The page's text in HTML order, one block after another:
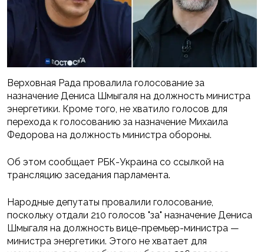
Верховная Рада провалила голосование за
назначение Дениса Шмыгаля на должность министра
энергетики. Кроме того, не хватило голосов для
перехода к голосованию за назначение Михаила
Федорова на должность министра обороны.
Об этом сообщает РБК-Украина со ссылкой на
трансляцию заседания парламента.
Народные депутаты провалили голосование,
поскольку отдали 210 голосов "за" назначение Дениса
Шмыгаля на должность вице-премьер-министра —
министра энергетики. Этого не хватает для